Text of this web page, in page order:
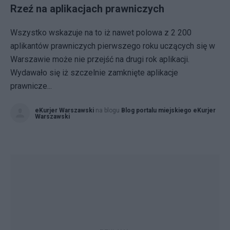
Rzeź na aplikacjach prawniczych
Wszystko wskazuje na to iż nawet polowa z 2 200
aplikantów prawniczych pierwszego roku uczących się w
Warszawie może nie przejść na drugi rok aplikacji.
Wydawało się iż szczelnie zamknięte aplikacje
prawnicze...
eKurjer Warszawski na blogu Blog portalu miejskiego eKurjer
Warszawski